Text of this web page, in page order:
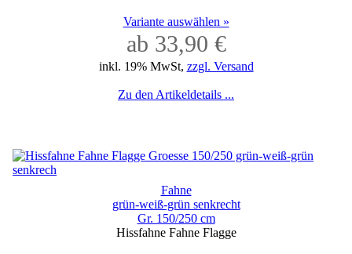
Variante auswählen »
ab 33,90 €
inkl. 19% MwSt, zzgl. Versand
Zu den Artikeldetails ...
Fahne
grün-weiß-grün senkrecht
Gr. 150/250 cm
Hissfahne Fahne Flagge